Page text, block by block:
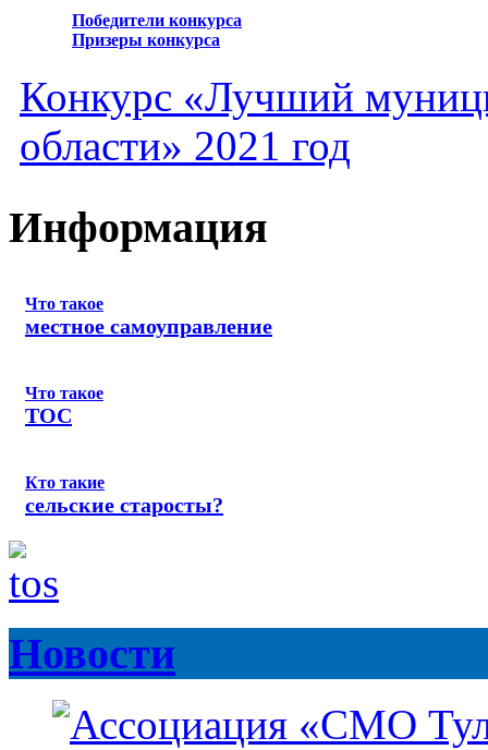
Победители конкурса
Призеры конкурса
Конкурс «Лучший
области» 2021 год
Информация
Что такое
местное самоуправление
Что такое
ТОС
Кто такие
сельские старосты?
Новости